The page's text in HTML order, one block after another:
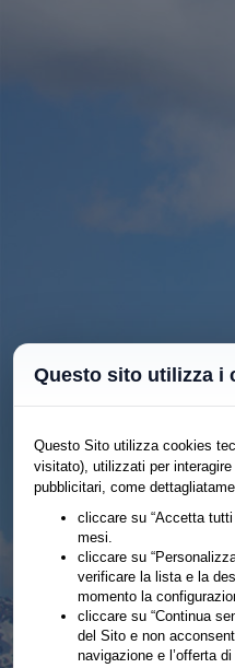
Questo sito utilizza i
Questo Sito utilizza cookies
visitato), utilizzati per
pubblicitari, come
cliccare su “Accetta
mesi.
cliccare su
verificare la lista e la
momento la
cliccare su “Continua
del Sito e non
navigazione e l’offerta